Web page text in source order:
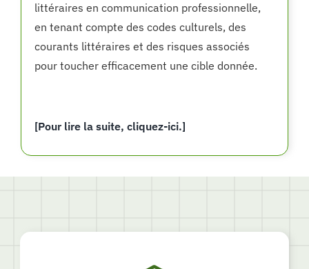
littéraires en communication professionnelle,
en tenant compte des codes culturels, des
courants littéraires et des risques associés
pour toucher efficacement une cible donnée.
[Pour lire la suite, cliquez-ici.]